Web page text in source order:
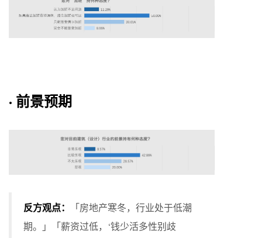
· 前景预期
反方观点：
「房地产寒冬，行业处于低潮
期。」「薪资过低，‘钱少活多性别歧